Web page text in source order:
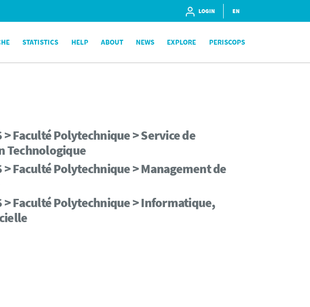
LOGIN EN
STATISTICS HELP ABOUT NEWS EXPLORE PERISCOPS
> Faculté Polytechnique > Service de
Technologique
> Faculté Polytechnique > Management de
> Faculté Polytechnique > Informatique,